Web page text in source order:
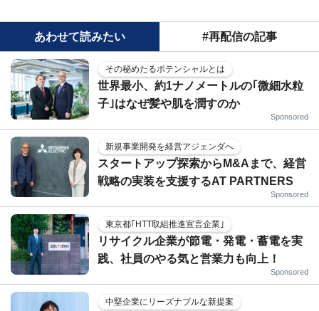
あわせて読みたい #再配信の記事
その秘めたるポテンシャルとは
世界最小、約1ナノメートルの｢微細水粒
子｣はなぜ髪や肌を潤すのか
Sponsored
新規事業開発を経営アジェンダへ
スタートアップ探索からM&Aまで、経営
戦略の実装を支援するAT PARTNERS
Sponsored
東京都｢HTT取組推進宣言企業｣
リサイクル企業が節電・発電・蓄電を実
践、社員のやる気と営業力も向上！
Sponsored
中堅企業にリーズナブルな新提案